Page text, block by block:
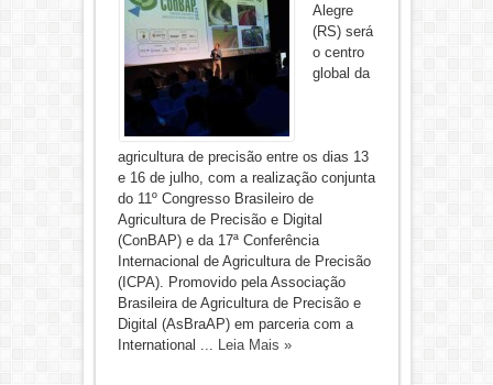
Alegre
(RS) será
o centro
global da
agricultura de precisão entre os dias 13
e 16 de julho, com a realização conjunta
do 11º Congresso Brasileiro de
Agricultura de Precisão e Digital
(ConBAP) e da 17ª Conferência
Internacional de Agricultura de Precisão
(ICPA). Promovido pela Associação
Brasileira de Agricultura de Precisão e
Digital (AsBraAP) em parceria com a
International ... Leia Mais »